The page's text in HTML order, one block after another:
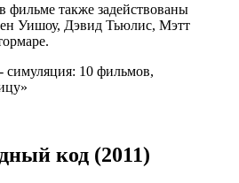
фильме также задействованы
Уишоу, Дэвид Тьюлис, Мэтт
код (2011)